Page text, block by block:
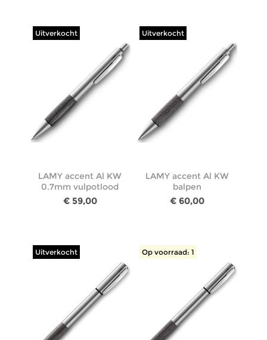
Uitverkocht
LAMY accent Al KW
0.7mm vulpotlood
€ 59,00
Uitverkocht
LAMY accent Al KW
balpen
€ 60,00
Uitverkocht Op voorraad: 1